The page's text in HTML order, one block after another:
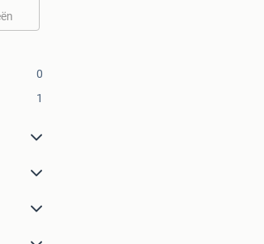
0
1